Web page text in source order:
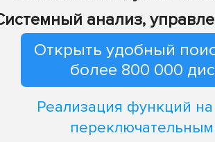
Системный анализ,
Открыть удобный
более 800 000
Реализация функций